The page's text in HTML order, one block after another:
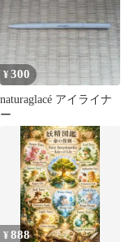
¥300
naturaglacé アイライナ
ー
¥888